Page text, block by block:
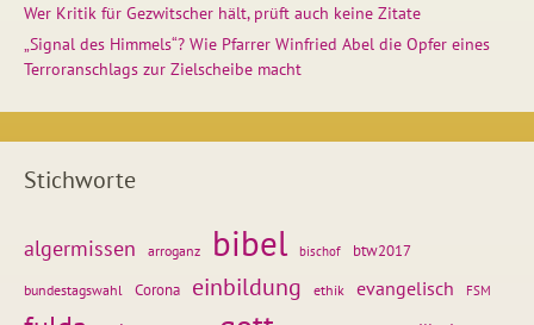
Wer Kritik für Gezwitscher hält, prüft auch keine Zitate
„Signal des Himmels“? Wie Pfarrer Winfried Abel die Opfer eines
Terroranschlags zur Zielscheibe macht
Stichworte
algermissen arroganz bibel bischof btw2017
bundestagswahl Corona einbildung ethik evangelisch FSM